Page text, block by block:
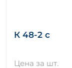
К 48-2 с
Цена за шт.